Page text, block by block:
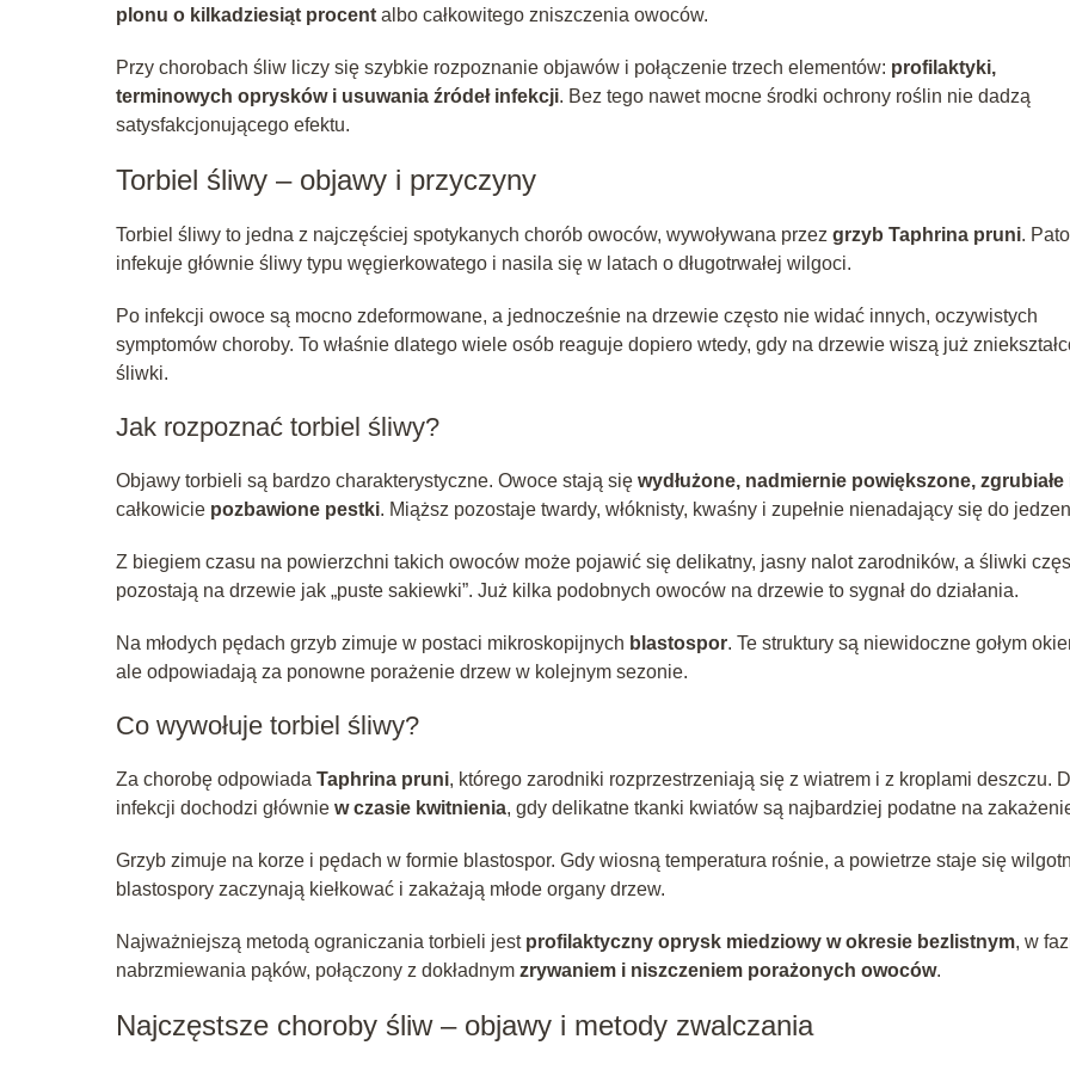
plonu o kilkadziesiąt procent albo całkowitego zniszczenia owoców.
Przy chorobach śliw liczy się szybkie rozpoznanie objawów i połączenie trzech elementów: profilaktyki,
terminowych oprysków i usuwania źródeł infekcji. Bez tego nawet mocne środki ochrony roślin nie dadzą
satysfakcjonującego efektu.
Torbiel śliwy – objawy i przyczyny
Torbiel śliwy to jedna z najczęściej spotykanych chorób owoców, wywoływana przez grzyb Taphrina pruni.
infekuje głównie śliwy typu węgierkowatego i nasila się w latach o długotrwałej wilgoci.
Po infekcji owoce są mocno zdeformowane, a jednocześnie na drzewie często nie widać innych, oczywistych
symptomów choroby. To właśnie dlatego wiele osób reaguje dopiero wtedy, gdy na drzewie wiszą już
śliwki.
Jak rozpoznać torbiel śliwy?
Objawy torbieli są bardzo charakterystyczne. Owoce stają się wydłużone, nadmiernie powiększone, zgrubiałe
całkowicie pozbawione pestki. Miąższ pozostaje twardy, włóknisty, kwaśny i zupełnie nienadający się do
Z biegiem czasu na powierzchni takich owoców może pojawić się delikatny, jasny nalot zarodników, a śliwki
pozostają na drzewie jak „puste sakiewki”. Już kilka podobnych owoców na drzewie to sygnał do działania.
Na młodych pędach grzyb zimuje w postaci mikroskopijnych blastospor. Te struktury są niewidoczne gołym
ale odpowiadają za ponowne porażenie drzew w kolejnym sezonie.
Co wywołuje torbiel śliwy?
Za chorobę odpowiada Taphrina pruni, którego zarodniki rozprzestrzeniają się z wiatrem i z kroplami deszczu.
infekcji dochodzi głównie w czasie kwitnienia, gdy delikatne tkanki kwiatów są najbardziej podatne na
Grzyb zimuje na korze i pędach w formie blastospor. Gdy wiosną temperatura rośnie, a powietrze staje się
blastospory zaczynają kiełkować i zakażają młode organy drzew.
Najważniejszą metodą ograniczania torbieli jest profilaktyczny oprysk miedziowy w okresie bezlistnym, w
nabrzmiewania pąków, połączony z dokładnym zrywaniem i niszczeniem porażonych owoców.
Najczęstsze choroby śliw – objawy i metody zwalczania